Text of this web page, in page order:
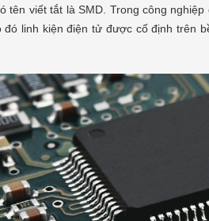
Vật tư phòng sạch chống
trong ngành công nghiệp
tên viết tắt là SMD. Trong công
đó linh kiện điện tử được cố định trên